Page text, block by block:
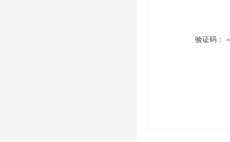
验证码：